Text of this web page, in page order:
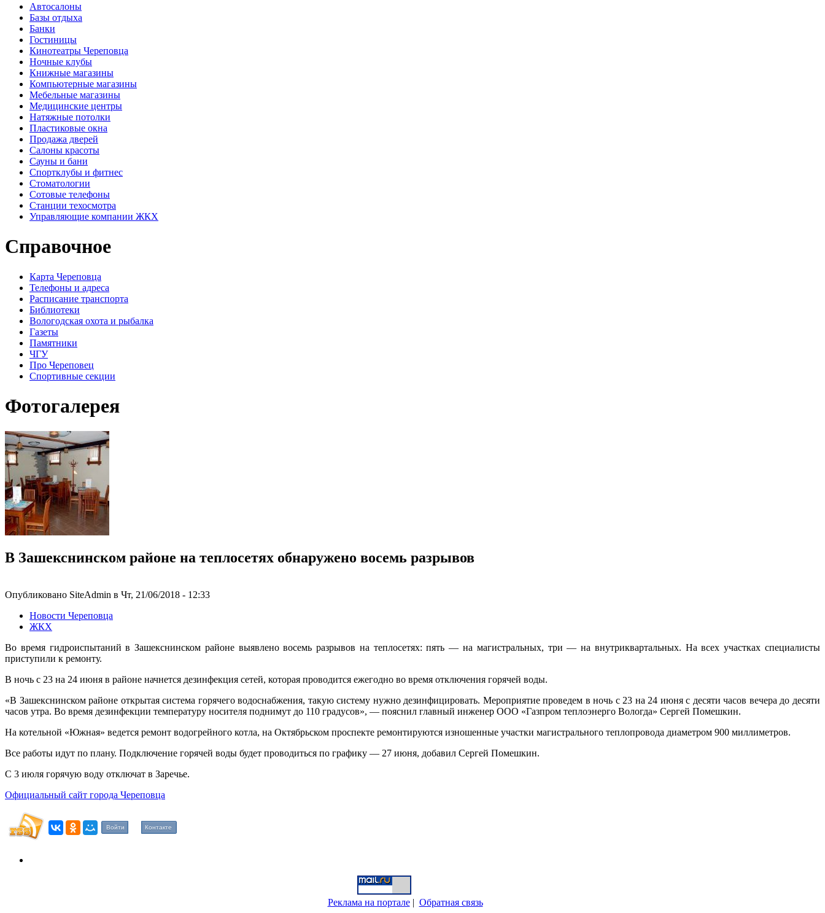
Автосалоны
Базы отдыха
Банки
Гостиницы
Кинотеатры Череповца
Ночные клубы
Книжные магазины
Компьютерные магазины
Мебельные магазины
Медицинские центры
Натяжные потолки
Пластиковые окна
Продажа дверей
Салоны красоты
Сауны и бани
Спортклубы и фитнес
Стоматологии
Сотовые телефоны
Станции техосмотра
Управляющие компании ЖКХ
Справочное
Карта Череповца
Телефоны и адреса
Расписание транспорта
Библиотеки
Вологодская охота и рыбалка
Газеты
Памятники
ЧГУ
Про Череповец
Спортивные секции
Фотогалерея
В Зашекснинском районе на теплосетях обнаружено восемь разрывов
Опубликовано SiteAdmin в Чт, 21/06/2018 - 12:33
Новости Череповца
ЖКХ
Во время гидроиспытаний в Зашекснинском районе выявлено восемь разрывов на теплосетях: пять — на магистральных, три — на внутриквартальных. На всех участках специалисты
приступили к ремонту.
В ночь с 23 на 24 июня в районе начнется дезинфекция сетей, которая проводится ежегодно во время отключения горячей воды.
«В Зашекснинском районе открытая система горячего водоснабжения, такую систему нужно дезинфицировать. Мероприятие проведем в ночь с 23 на 24 июня с десяти часов вечера до десяти
часов утра. Во время дезинфекции температуру носителя поднимут до 110 градусов», — пояснил главный инженер ООО «Газпром теплоэнерго Вологда» Сергей Помешкин.
На котельной «Южная» ведется ремонт водогрейного котла, на Октябрьском проспекте ремонтируются изношенные участки магистрального теплопровода диаметром 900 миллиметров.
Все работы идут по плану. Подключение горячей воды будет проводиться по графику — 27 июня, добавил Сергей Помешкин.
С 3 июля горячую воду отключат в Заречье.
Официальный сайт города Череповца
Войти Контакте
Реклама на портале| Обратная связь